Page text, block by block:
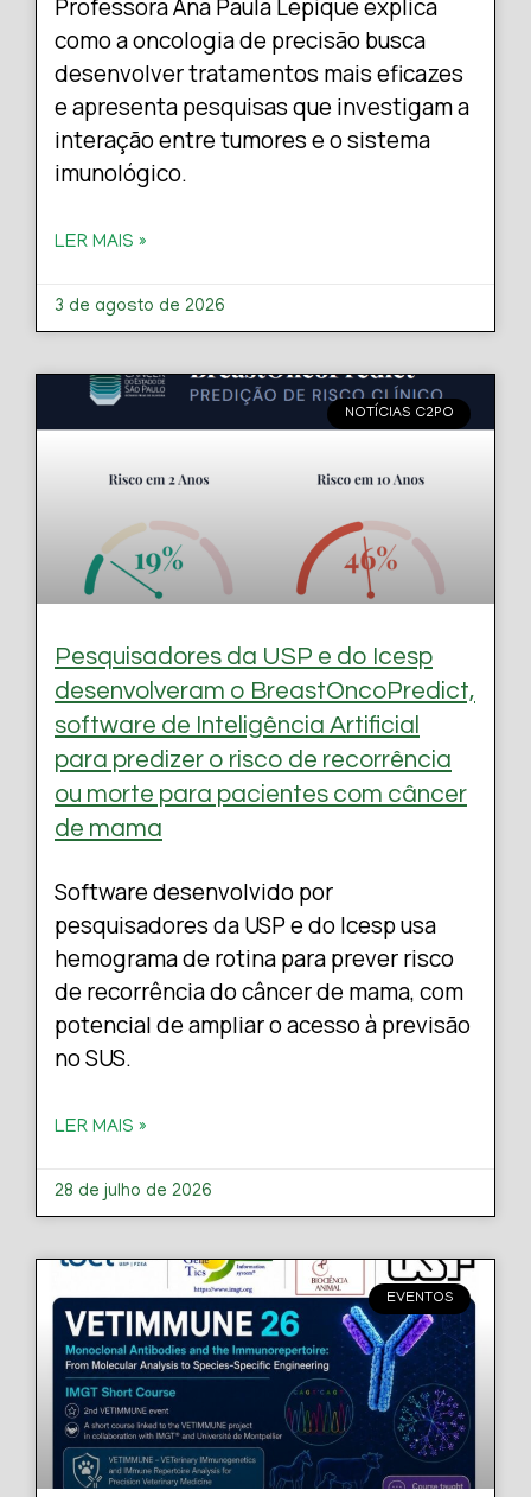
Professora Ana Paula Lepique explica
como a oncologia de precisão busca
desenvolver tratamentos mais eficazes
e apresenta pesquisas que investigam a
interação entre tumores e o sistema
imunológico.
LER MAIS »
3 de agosto de 2026
NOTÍCIAS C2PO
Pesquisadores da USP e do Icesp
desenvolveram o BreastOncoPredict,
software de Inteligência Artificial
para predizer o risco de recorrência
ou morte para pacientes com câncer
de mama
Software desenvolvido por
pesquisadores da USP e do Icesp usa
hemograma de rotina para prever risco
de recorrência do câncer de mama, com
potencial de ampliar o acesso à previsão
no SUS.
LER MAIS »
28 de julho de 2026
EVENTOS